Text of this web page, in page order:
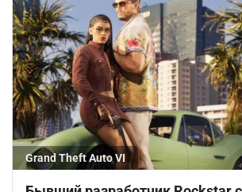
Grand Theft Auto VI